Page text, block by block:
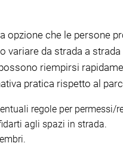
opzione che le persone
variare da strada a
riempirsi
pratica rispetto al
regole per permessi/
agli spazi in strada.